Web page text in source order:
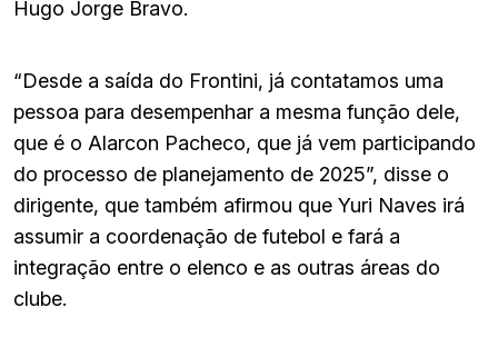
Hugo Jorge Bravo.
“Desde a saída do Frontini, já contatamos uma
pessoa para desempenhar a mesma função dele,
que é o Alarcon Pacheco, que já vem participando
do processo de planejamento de 2025”, disse o
dirigente, que também afirmou que Yuri Naves irá
assumir a coordenação de futebol e fará a
integração entre o elenco e as outras áreas do
clube.